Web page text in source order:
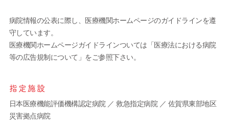
病院情報の公表に際し、医療機関ホームページのガイドラインを遵
守しています。
医療機関ホームページガイドラインついては「医療法における病院
等の広告規制について」をご参照下さい。
指定施設
日本医療機能評価機構認定病院 ／ 救急指定病院 ／ 佐賀県東部地区
災害拠点病院